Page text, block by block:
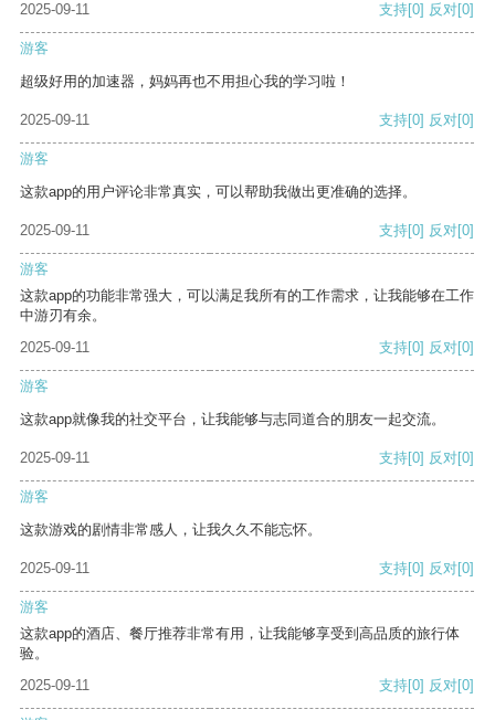
2025-09-11 支持[0] 反对[0]
游客
超级好用的加速器，妈妈再也不用担心我的学习啦！
2025-09-11 支持[0] 反对[0]
游客
这款app的用户评论非常真实，可以帮助我做出更准确的选择。
2025-09-11 支持[0] 反对[0]
游客
这款app的功能非常强大，可以满足我所有的工作需求，让我能够在工作
中游刃有余。
2025-09-11
支持[0] 反对[0]
游客
这款app就像我的社交平台，让我能够与志同道合的朋友一起交流。
2025-09-11 支持[0] 反对[0]
游客
这款游戏的剧情非常感人，让我久久不能忘怀。
2025-09-11 支持[0] 反对[0]
游客
这款app的酒店、餐厅推荐非常有用，让我能够享受到高品质的旅行体
验。
2025-09-11
支持[0] 反对[0]